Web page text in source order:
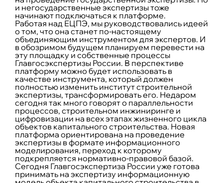
и негосударственные экспертизы тоже
начинают подключаться к платформе.
Работая над ЕЦПЭ, мы руководствовались идеей
о том, что она станет по-настоящему
объединяющим инструментом для экспертов. И
в обозримом будущем планируем перевести на
эту площадку и собственные процессы
Главгосэкспертизы России. В перспективе
платформу можно будет использовать в
качестве инструмента, который должен
полностью изменить институт строительной
экспертизы, трансформировать его. Недаром
сегодня так много говорят о параллельности
процессов, строительном инжиниринге и
цифровизации на всех этапах жизненного цикла
объектов капитального строительства. Новая
платформа ориентирована на проведение
экспертизы в формате информационного
моделирования, переход к которому
подкрепляется нормативно-правовой базой.
Сегодня Главгосэкспертиза России уже готова
принимать на экспертизу информационную